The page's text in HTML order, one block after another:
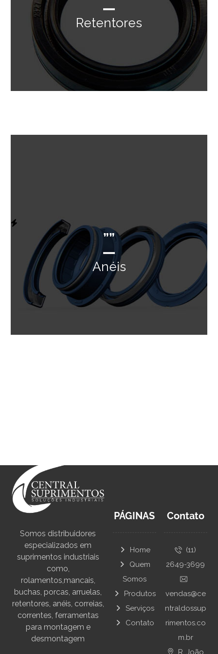
Retentores
””
Anéis
Somos distribuidores
especializados em
suprimentos industriais
como,
rolamentos,mancais,
buchas, porcas, arruelas,
retentores, anéis, correias,
correntes, ferramentas
para montagem e
desmontagem
PÁGINAS
Home
Quem
Somos
Produtos
Serviços
Contato
Contato
(11)
2649-3699
vendas@ce
ntraldossup
rimentos.co
m.br
R. João